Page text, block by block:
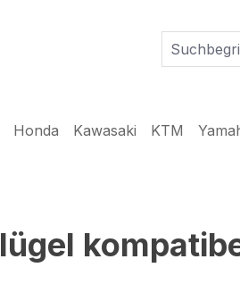
Honda Kawasaki KTM